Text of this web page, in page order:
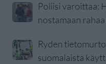
Poliisi varoittaa:
nostamaan
Ryden
suomalaista